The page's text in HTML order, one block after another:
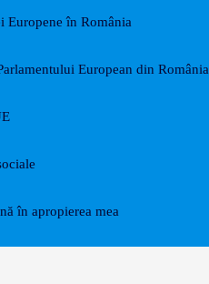
Europene în România
European din România
în apropierea mea